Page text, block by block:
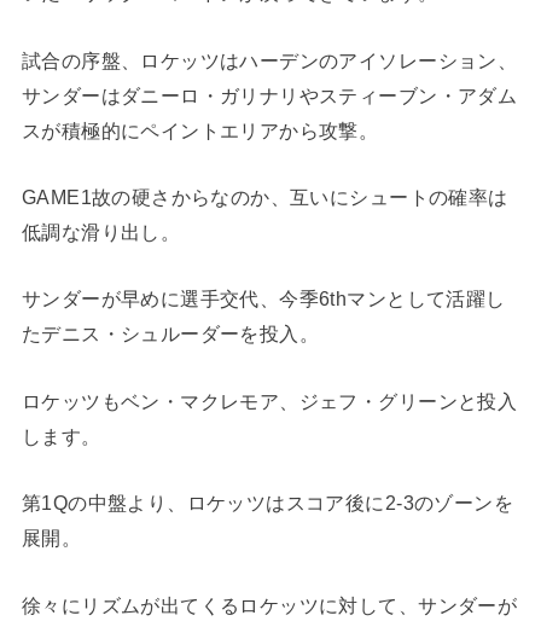
試合の序盤、ロケッツはハーデンのアイソレーション、
サンダーはダニーロ・ガリナリやスティーブン・アダム
スが積極的にペイントエリアから攻撃。
GAME1故の硬さからなのか、互いにシュートの確率は
低調な滑り出し。
サンダーが早めに選手交代、今季6thマンとして活躍し
たデニス・シュルーダーを投入。
ロケッツもベン・マクレモア、ジェフ・グリーンと投入
します。
第1Qの中盤より、ロケッツはスコア後に2-3のゾーンを
展開。
徐々にリズムが出てくるロケッツに対して、サンダーが